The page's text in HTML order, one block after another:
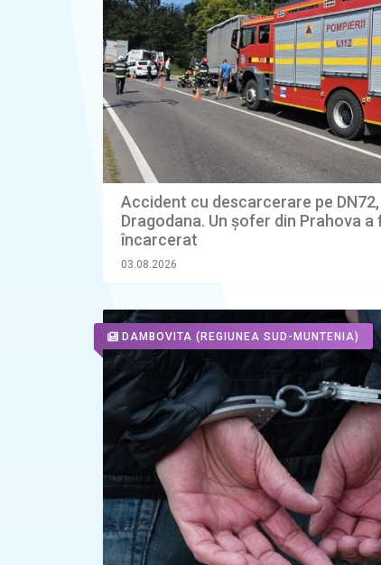
Accident cu descarcerare pe
Dragodana. Un șofer din Prahova
încarcerat
03.08.2026
DAMBOVITA (REGIUNEA SUD-MUNTENIA)